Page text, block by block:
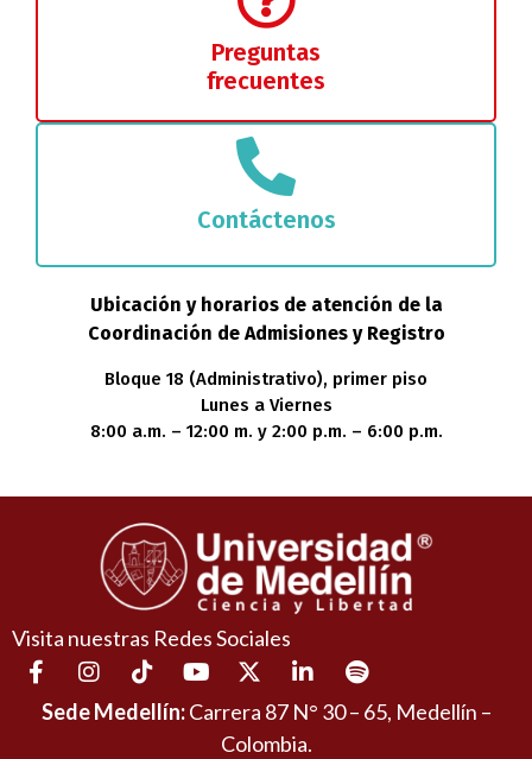
Preguntas
frecuentes
Contáctenos
Ubicación y horarios de atención de la
Coordinación de Admisiones y Registro
Bloque 18 (Administrativo), primer piso
Lunes a Viernes
8:00 a.m. – 12:00 m. y 2:00 p.m. – 6:00 p.m.
Visita nuestras Redes Sociales
Sede Medellín:Carrera 87 N° 30 – 65, Medellín –
Colombia.